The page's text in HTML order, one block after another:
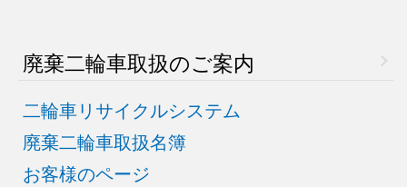
廃棄二輪車取扱のご案内
二輪車リサイクルシステム
廃棄二輪車取扱名簿
お客様のページ